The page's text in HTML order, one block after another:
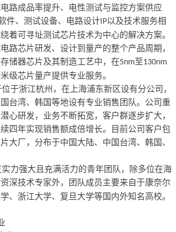
路成品率提升、电性测试与监控方案供应
件、测试设备、电路设计IP以及技术服务相
着可寻址测试芯片技术为中心的解决方案。
路芯片研发、设计到量产的整个产品周期，
储器芯片及其制造工艺中，在5nm至130nm
级芯片量产提供专业服务。
于浙江杭州，在上海浦东新区设有分公司，
台湾、韩国等地设有专业销售团队。公司重
心研发，业务不断拓宽，客户群逐步扩大，
四年实现销售额成倍增长。目前公司客户包
大厂，分布于中国大陆、中国台湾、韩国、
力强大且充满活力的青年团队，除多位在海
深技术专家外，团队成员主要来自于康奈尔
、浙江大学、复旦大学等国内外知名高校。